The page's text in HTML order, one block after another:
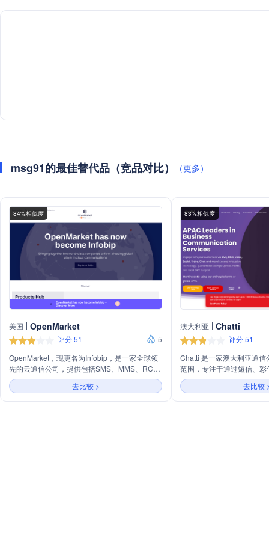
msg91的最佳替代品（竞品对比） （更多）
84%相似度
美国 OpenMarket
评分 51
5
OpenMarket，现更名为Infobip，是一家全球领
先的云通信公司，提供包括SMS、MMS、RCS
在内的移动消息服务，并专注于构建、协调和智
能化管理客户全生命周期的互动活动。公司通过
一个可编程的单一接口，提供一个可扩展且易于
去比较 >
83%相似度
澳大利亚 Chatti
评分 51
Chatti 是一家澳大利亚通信
范围，专注于通过短信、
频和聊天等多种先进通信
作为Vonage在亚太地区的
提供包括全球最大的批量
去比较